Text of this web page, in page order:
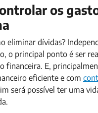
os
eliminar dívidas?
o principal ponto é ser
financeira. E,
eficiente e com
será possível ter uma